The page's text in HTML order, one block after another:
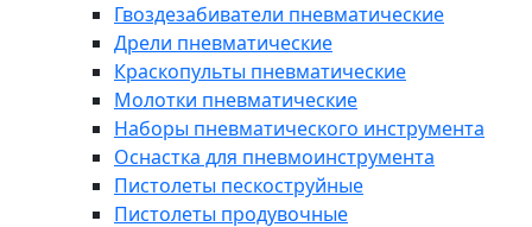
Гвоздезабиватели пневматические
Дрели пневматические
Краскопульты пневматические
Молотки пневматические
Наборы пневматического инструмента
Оснастка для пневмоинструмента
Пистолеты пескоструйные
Пистолеты продувочные